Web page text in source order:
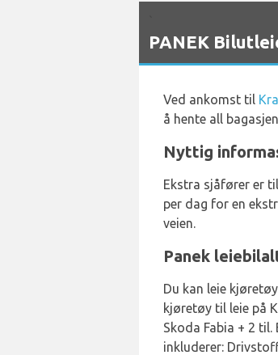
PANEK
Ved ankomst til
å hente all
Nyttig
Ekstra sjåfører er
per dag for en
veien.
Panek
Du kan leie
kjøretøy til leie på
Skoda Fabia + 2
inkluderer: